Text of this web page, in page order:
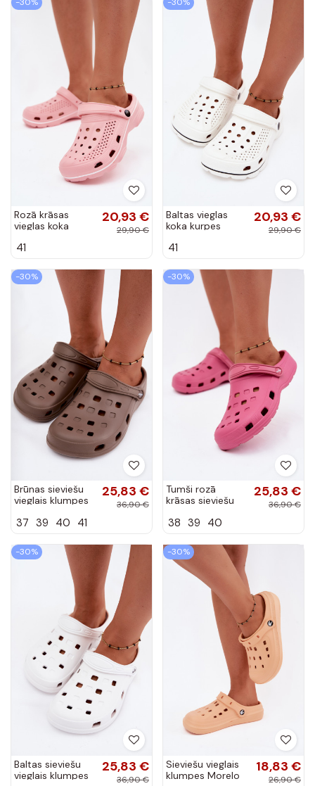
Rozā krāsas
vieglas koka
20,93 €
29,90 €
41
Baltas vieglas
koka kurpes
20,93 €
29,90 €
41
-30%
Brūnas sieviešu
vieglais klumpes
25,83 €
36,90 €
37 39 40 41
-30%
Tumši rozā
krāsas sieviešu
LEMIGO 806
25,83 €
36,90 €
38 39 40
-30%
Baltas sieviešu
vieglais klumpes
25,83 €
36,90 €
-30%
Sieviešu vieglais
klumpes Morelo
18,83 €
26,90 €